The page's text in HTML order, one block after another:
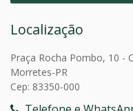
Localização
Praça Rocha Pombo, 10 -
Morretes-PR
Cep: 83350-000